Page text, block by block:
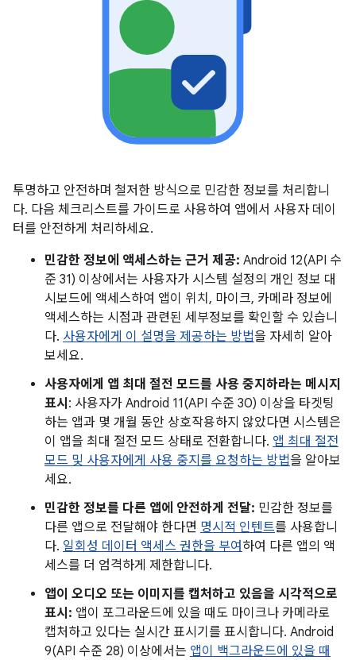
투명하고 안전하며 철저한 방식으로 민감한 정보를 처리합니
다. 다음 체크리스트를 가이드로 사용하여 앱에서 사용자 데이
터를 안전하게 처리하세요.
민감한 정보에 액세스하는 근거 제공: Android 12(API 수
준 31) 이상에서는 사용자가 시스템 설정의 개인 정보 대
시보드에 액세스하여 앱이 위치, 마이크, 카메라 정보에
액세스하는 시점과 관련된 세부정보를 확인할 수 있습니
다. 사용자에게 이 설명을 제공하는 방법을 자세히 알아
보세요.
사용자에게 앱 최대 절전 모드를 사용 중지하라는 메시지
표시 : 사용자가 Android 11(API 수준 30) 이상을 타겟팅
하는 앱과 몇 개월 동안 상호작용하지 않았다면 시스템은
이 앱을 최대 절전 모드 상태로 전환합니다. 앱 최대 절전
모드 및 사용자에게 사용 중지를 요청하는 방법을 알아보
세요.
민감한 정보를 다른 앱에 안전하게 전달: 민감한 정보를
다른 앱으로 전달해야 한다면 명시적 인텐트를 사용합니
다. 일회성 데이터 액세스 권한을 부여 하여 다른 앱의 액
세스를 더 엄격하게 제한합니다.
앱이 오디오 또는 이미지를 캡처하고 있음을 시각적으로
표시: 앱이 포그라운드에 있을 때도 마이크나 카메라로
캡처하고 있다는 실시간 표시기를 표시합니다. Android
9(API 수준 28) 이상에서는 앱이 백그라운드에 있을 때